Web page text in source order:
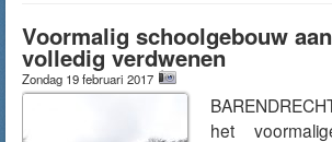
Voormalig schoolgebouw
volledig verdwenen
Zondag 19 februari 2017
het